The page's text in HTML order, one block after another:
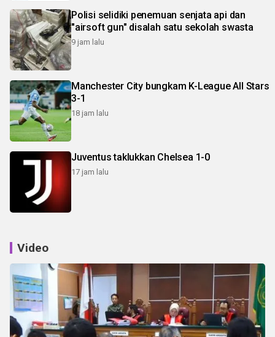
Polisi selidiki penemuan senjata api dan
"airsoft gun" disalah satu sekolah swasta
9 jam lalu
Manchester City bungkam K-League All Stars
3-1
18 jam lalu
Juventus taklukkan Chelsea 1-0
17 jam lalu
Video